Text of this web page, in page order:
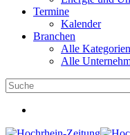
Termine
Kalender
Branchen
Alle Kategorien
Alle